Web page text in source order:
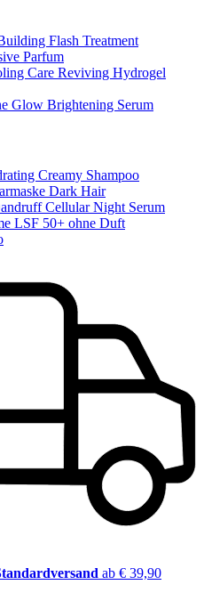
Flash Treatment
Parfum
Care Reviving Hydrogel
Glow Brightening Serum
Creamy Shampoo
Dark Hair
Cellular Night Serum
LSF 50+ ohne Duft
ab € 39,90